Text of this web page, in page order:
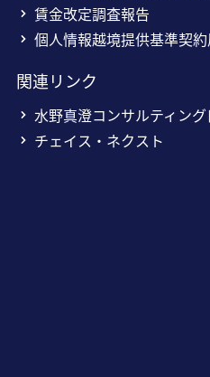
賃金改定調査報告
個人情報越境提供基準契
関連リンク
水野真澄コンサルティン
チェイス・ネクスト